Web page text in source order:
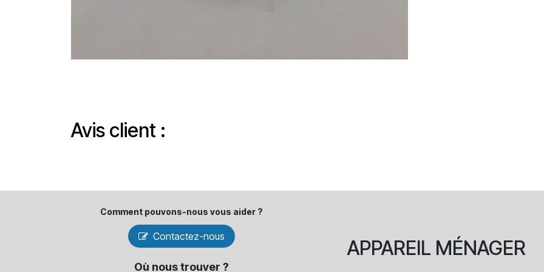
Avis client :
Comment pouvons-​nous vous aider ?
Contactez-nous
Où nous trouver ?
APPAREIL MÉNAGER